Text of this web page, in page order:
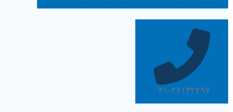
۰۲۱-۴۶۱۳۲۲۹۷